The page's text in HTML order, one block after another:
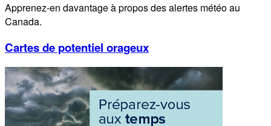
Apprenez-en davantage à propos des alertes météo au
Canada.
Cartes de potentiel orageux